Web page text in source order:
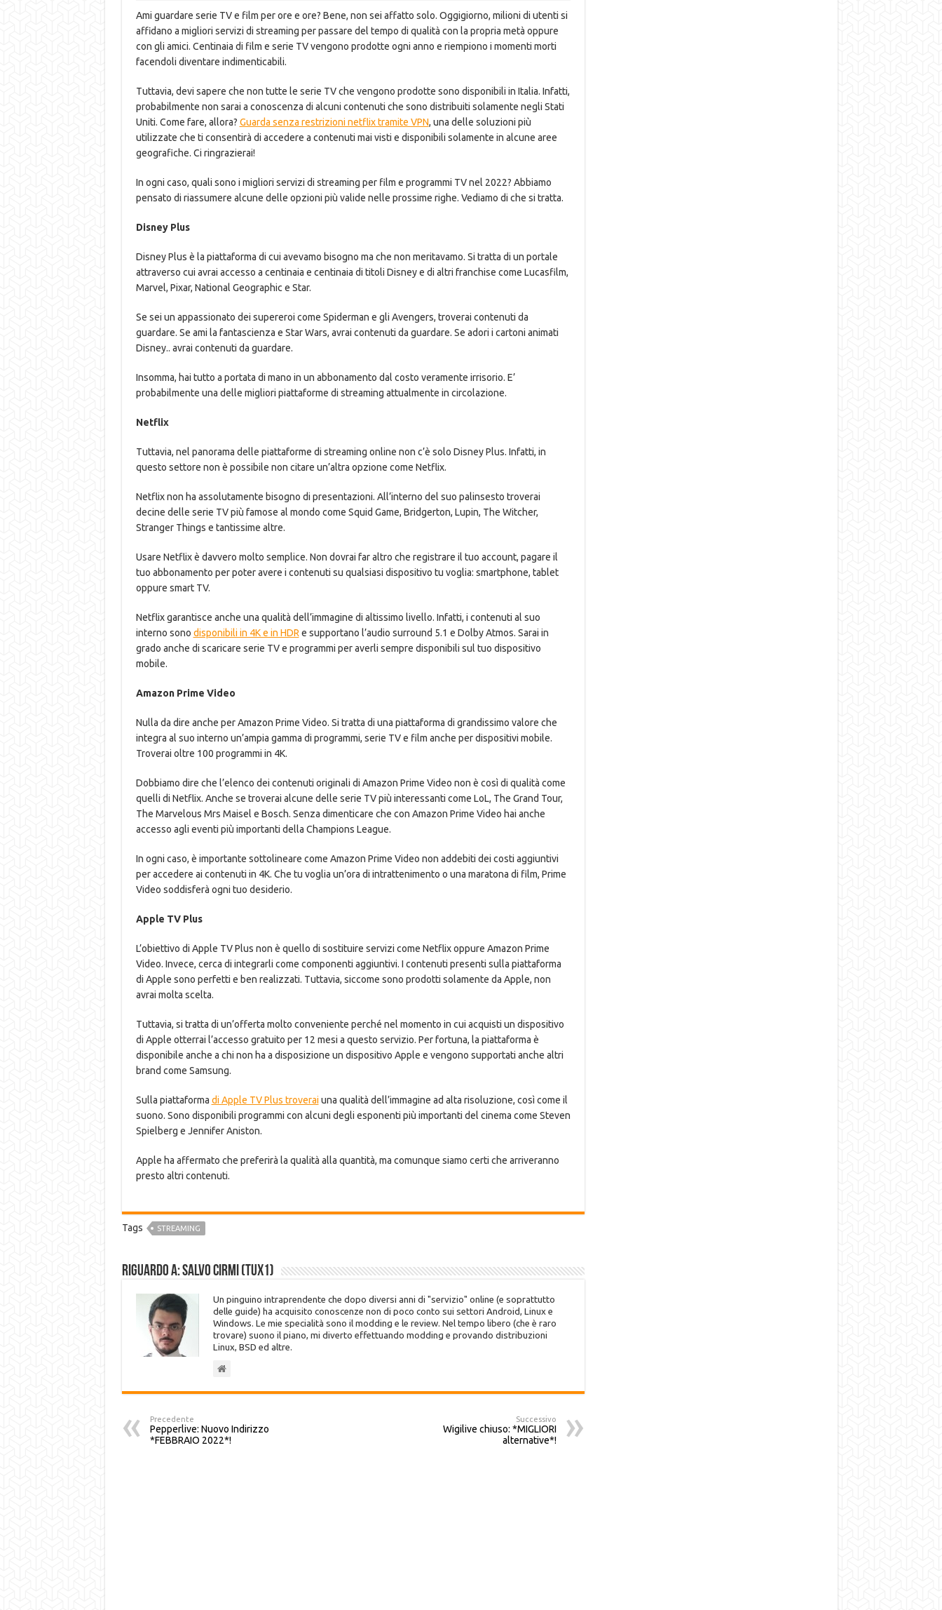
Ami guardare serie TV e film per ore e ore? Bene, non sei affatto solo. Oggigiorno, milioni di utenti si
affidano a migliori servizi di streaming per passare del tempo di qualità con la propria metà oppure
con gli amici. Centinaia di film e serie TV vengono prodotte ogni anno e riempiono i momenti morti
facendoli diventare indimenticabili.
Tuttavia, devi sapere che non tutte le serie TV che vengono prodotte sono disponibili in Italia. Infatti,
probabilmente non sarai a conoscenza di alcuni contenuti che sono distribuiti solamente negli Stati
Uniti. Come fare, allora? Guarda senza restrizioni netflix tramite VPN, una delle soluzioni più
utilizzate che ti consentirà di accedere a contenuti mai visti e disponibili solamente in alcune aree
geografiche. Ci ringrazierai!
In ogni caso, quali sono i migliori servizi di streaming per film e programmi TV nel 2022? Abbiamo
pensato di riassumere alcune delle opzioni più valide nelle prossime righe. Vediamo di che si tratta.
Disney Plus
Disney Plus è la piattaforma di cui avevamo bisogno ma che non meritavamo. Si tratta di un portale
attraverso cui avrai accesso a centinaia e centinaia di titoli Disney e di altri franchise come Lucasfilm,
Marvel, Pixar, National Geographic e Star.
Se sei un appassionato dei supereroi come Spiderman e gli Avengers, troverai contenuti da
guardare. Se ami la fantascienza e Star Wars, avrai contenuti da guardare. Se adori i cartoni animati
Disney.. avrai contenuti da guardare.
Insomma, hai tutto a portata di mano in un abbonamento dal costo veramente irrisorio. E’
probabilmente una delle migliori piattaforme di streaming attualmente in circolazione.
Netflix
Tuttavia, nel panorama delle piattaforme di streaming online non c’è solo Disney Plus. Infatti, in
questo settore non è possibile non citare un’altra opzione come Netflix.
Netflix non ha assolutamente bisogno di presentazioni. All’interno del suo palinsesto troverai
decine delle serie TV più famose al mondo come Squid Game, Bridgerton, Lupin, The Witcher,
Stranger Things e tantissime altre.
Usare Netflix è davvero molto semplice. Non dovrai far altro che registrare il tuo account, pagare il
tuo abbonamento per poter avere i contenuti su qualsiasi dispositivo tu voglia: smartphone, tablet
oppure smart TV.
Netflix garantisce anche una qualità dell’immagine di altissimo livello. Infatti, i contenuti al suo
interno sono disponibili in 4K e in HDR e supportano l’audio surround 5.1 e Dolby Atmos. Sarai in
grado anche di scaricare serie TV e programmi per averli sempre disponibili sul tuo dispositivo
mobile.
Amazon Prime Video
Nulla da dire anche per Amazon Prime Video. Si tratta di una piattaforma di grandissimo valore che
integra al suo interno un’ampia gamma di programmi, serie TV e film anche per dispositivi mobile.
Troverai oltre 100 programmi in 4K.
Dobbiamo dire che l’elenco dei contenuti originali di Amazon Prime Video non è così di qualità come
quelli di Netflix. Anche se troverai alcune delle serie TV più interessanti come LoL, The Grand Tour,
The Marvelous Mrs Maisel e Bosch. Senza dimenticare che con Amazon Prime Video hai anche
accesso agli eventi più importanti della Champions League.
In ogni caso, è importante sottolineare come Amazon Prime Video non addebiti dei costi aggiuntivi
per accedere ai contenuti in 4K. Che tu voglia un’ora di intrattenimento o una maratona di film, Prime
Video soddisferà ogni tuo desiderio.
Apple TV Plus
L’obiettivo di Apple TV Plus non è quello di sostituire servizi come Netflix oppure Amazon Prime
Video. Invece, cerca di integrarli come componenti aggiuntivi. I contenuti presenti sulla piattaforma
di Apple sono perfetti e ben realizzati. Tuttavia, siccome sono prodotti solamente da Apple, non
avrai molta scelta.
Tuttavia, si tratta di un’offerta molto conveniente perché nel momento in cui acquisti un dispositivo
di Apple otterrai l’accesso gratuito per 12 mesi a questo servizio. Per fortuna, la piattaforma è
disponibile anche a chi non ha a disposizione un dispositivo Apple e vengono supportati anche altri
brand come Samsung.
Sulla piattaforma di Apple TV Plus troveraiuna qualità dell’immagine ad alta risoluzione, così come il
suono. Sono disponibili programmi con alcuni degli esponenti più importanti del cinema come Steven
Spielberg e Jennifer Aniston.
Apple ha affermato che preferirà la qualità alla quantità, ma comunque siamo certi che arriveranno
presto altri contenuti.
Tags STREAMING
Riguardo a: Salvo Cirmi (Tux1)
Un pinguino intraprendente che dopo diversi anni di "servizio" online (e soprattutto
delle guide) ha acquisito conoscenze non di poco conto sui settori Android, Linux e
Windows. Le mie specialità sono il modding e le review. Nel tempo libero (che è raro
trovare) suono il piano, mi diverto effettuando modding e provando distribuzioni
Linux, BSD ed altre.
Precedente
Pepperlive: Nuovo Indirizzo
*FEBBRAIO 2022*!
Successivo
Wigilive chiuso: *MIGLIORI
alternative*!